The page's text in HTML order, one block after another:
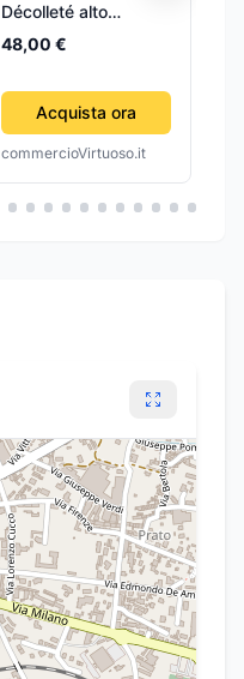
Décolleté alto
ecopelle vernice blu
48,00 €
Acquista ora
commercioVirtuoso.it